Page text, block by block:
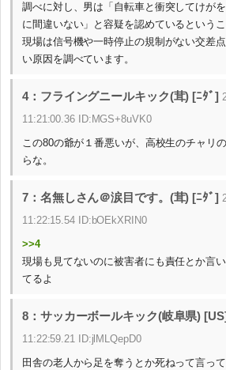
調べに対し、男は「自転車と衝突してけが
に間違いない」と容疑を認めているというこ
現場は信号機や一時停止の規制がない交差
い原因を調べています。
4：フライングニールキック(茸) [ﾆﾀﾞ]
11:21:00.36 ID:MGS+8uVK0
この80の爺が１番悪いが、高校生のチャリ
らな。
7：名無しさん＠涙目です。(茸) [ﾆﾀﾞ]
11:22:15.54 ID:bOEkXRIN0
>>4
現場も見てないのに被害者にも責任とか言
てるよ
8：サッカーボールキック(岐阜県)
11:22:59.21 ID:jlMLQepD0
田舎の老人から足を奪うとか死ねって言っ